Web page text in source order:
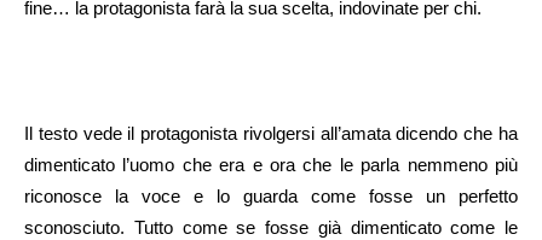
fine… la protagonista farà la sua scelta, indovinate per chi.
Il testo vede il protagonista rivolgersi all’amata dicendo che ha
dimenticato l’uomo che era e ora che le parla nemmeno più
riconosce la voce e lo guarda come fosse un perfetto
sconosciuto. Tutto come se fosse già dimenticato come le